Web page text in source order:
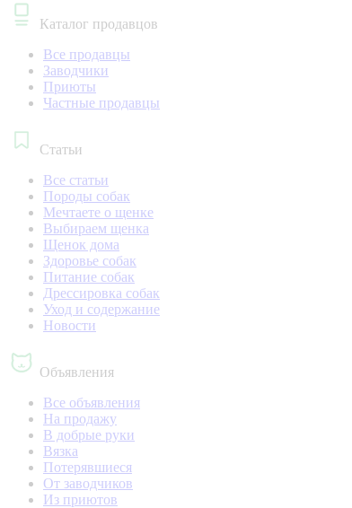
Каталог продавцов
Все продавцы
Заводчики
Приюты
Частные продавцы
Статьи
Все статьи
Породы собак
Мечтаете о щенке
Выбираем щенка
Щенок дома
Здоровье собак
Питание собак
Дрессировка собак
Уход и содержание
Новости
Объявления
Все объявления
На продажу
В добрые руки
Вязка
Потерявшиеся
От заводчиков
Из приютов